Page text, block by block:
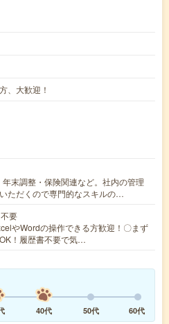
、大歓迎！
末調整・保険関連など。社内の管理
ただくので専門的なスキルの…
要
やWordの操作できる方歓迎！〇まず
！履歴書不要で気…
40代 50代 60代